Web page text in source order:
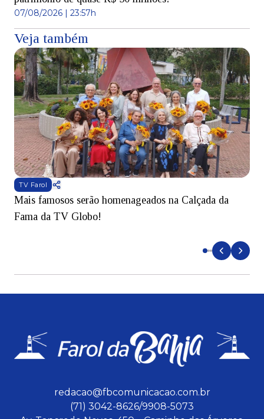
07/08/2026 | 23:57h
Veja também
TV Farol
Mais famosos serão homenageados na Calçada da
Fama da TV Globo!
redacao@fbcomunicacao.com.br
(71) 3042-8626/9908-5073